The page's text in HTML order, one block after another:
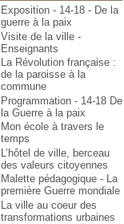
Exposition - 14-18 - De la
guerre à la paix
Visite de la ville -
Enseignants
La Révolution française :
de la paroisse à la
commune
Programmation - 14-18 De
la Guerre à la paix
Mon école à travers le
temps
L’hôtel de ville, berceau
des valeurs citoyennes
Malette pédagogique - La
première Guerre mondiale
La ville au coeur des
transformations urbaines